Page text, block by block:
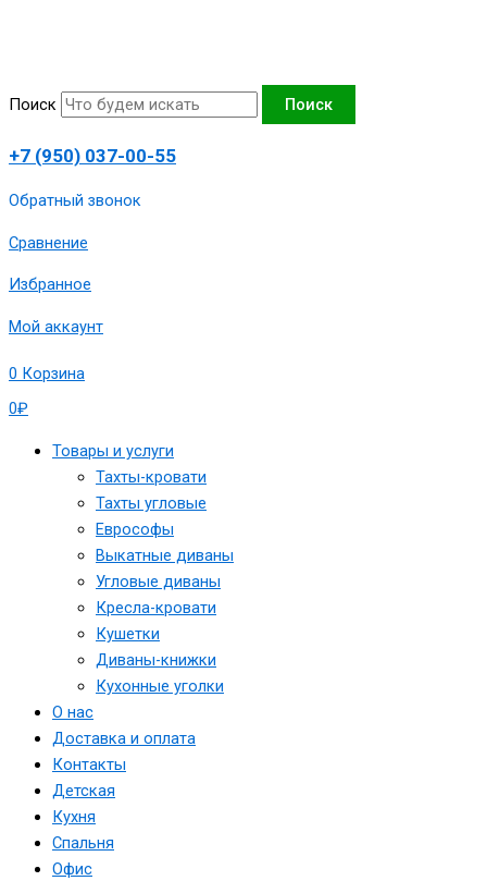
Поиск Поиск
+7 (950) 037-00-55
Обратный звонок
Сравнение
Избранное
Мой аккаунт
0₽
0 Корзина
Товары и услуги
Тахты-кровати
Тахты угловые
Еврософы
Выкатные диваны
Угловые диваны
Кресла-кровати
Кушетки
Диваны-книжки
Кухонные уголки
О нас
Доставка и оплата
Контакты
Детская
Кухня
Спальня
Офис
угловая
"Азалия-3",вид
сп.м,артикул
1980-
140-
Г-
РКорвенз